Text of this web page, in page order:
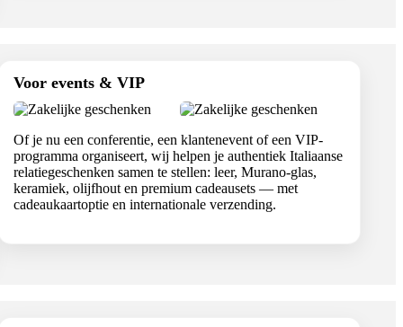
Voor events & VIP
Of je nu een conferentie, een klantenevent of een VIP-
programma organiseert, wij helpen je authentiek Italiaanse
relatiegeschenken samen te stellen: leer, Murano-glas,
keramiek, olijfhout en premium cadeausets — met
cadeaukaartoptie en internationale verzending.